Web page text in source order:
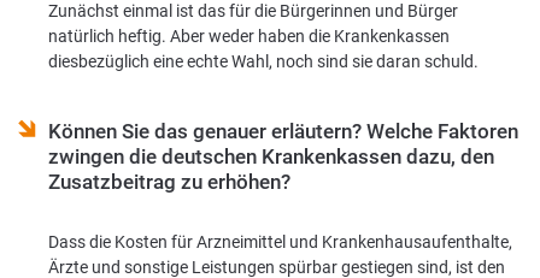
Zunächst einmal ist das für die Bürgerinnen und Bürger
natürlich heftig. Aber weder haben die Krankenkassen
diesbezüglich eine echte Wahl, noch sind sie daran schuld.
Können Sie das genauer erläutern? Welche Faktoren
zwingen die deutschen Krankenkassen dazu, den
Zusatzbeitrag zu erhöhen?
Dass die Kosten für Arzneimittel und Krankenhausaufenthalte,
Ärzte und sonstige Leistungen spürbar gestiegen sind, ist den